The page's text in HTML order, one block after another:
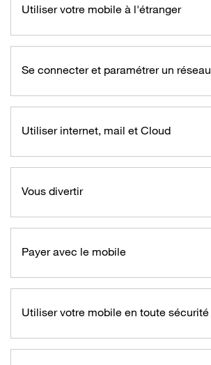
Utiliser votre mobile à l'étranger
Se connecter et paramétrer un réseau
Utiliser internet, mail et Cloud
Vous divertir
Payer avec le mobile
Utiliser votre mobile en toute sécurité